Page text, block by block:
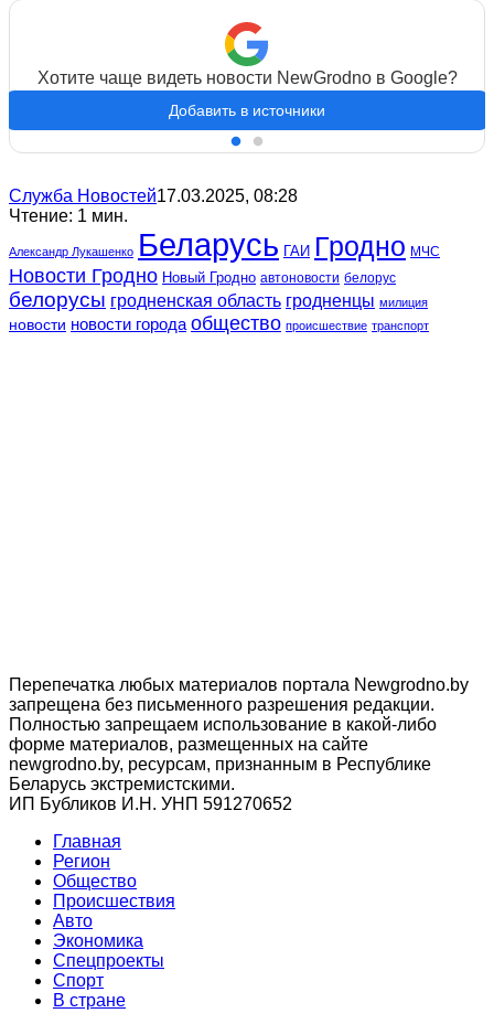
Хотите чаще видеть новости NewGrodno в Google?
Добавить в источники
Служба Новостей17.03.2025, 08:28
Чтение: 1 мин.
Александр Лукашенко Беларусь ГАИ Гродно МЧС
Новости Гродно Новый Гродно автоновости белорус
белорусы гродненская область гродненцы милиция
новости новости города общество происшествие транспорт
Перепечатка любых материалов портала Newgrodno.by
запрещена без письменного разрешения редакции.
Полностью запрещаем использование в какой-либо
форме материалов, размещенных на сайте
newgrodno.by, ресурсам, признанным в Республике
Беларусь экстремистскими.
ИП Бубликов И.Н. УНП 591270652
Главная
Регион
Общество
Происшествия
Авто
Экономика
Спецпроекты
Cпорт
В стране